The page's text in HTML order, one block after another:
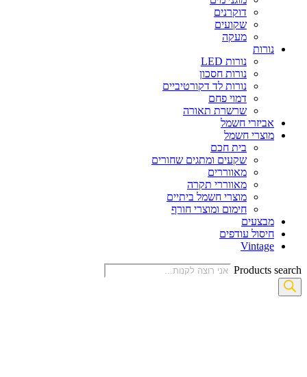
דוקרנים
שקועים
מעקה
נורות
נורות LED
נורות חסכון
נורות לד דקורטיביים
דמוי פחם
שרשרת תאורה
אביזרי חשמל
מוצרי חשמל
בית חכם
שקעים ומתגים שחורים
מאווררים
מאווררי תקרה
מוצרי חשמל ביתיים
חימום ומוצרי חורף
מבצעים
חיסול עודפים
Vintage
Products search